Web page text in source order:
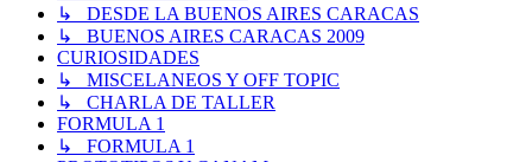
↳ DESDE LA BUENOS AIRES CARACAS
↳ BUENOS AIRES CARACAS 2009
CURIOSIDADES
↳ MISCELANEOS Y OFF TOPIC
↳ CHARLA DE TALLER
FORMULA 1
↳ FORMULA 1